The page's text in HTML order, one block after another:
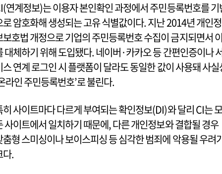
연계정보)는 이용자 본인확인 과정에서 주민등록번호를 기
로 암호화해 생성되는 고유 식별값이다. 지난 2014년 개인정
보호법 개정으로 기업의 주민등록번호 수집이 금지되면서 이
대체하기 위해 도입됐다. 네이버·카카오 등 간편인증이나
스 연계 로그인 시 플랫폼이 달라도 동일한 값이 사용돼 사실
라인 주민등록번호’로 불린다.
히 사이트마다 다르게 부여되는 확인정보(DI)와 달리 CI는 모
사이트에서 일치하기 때문에, 다른 개인정보와 결합될 경우
춤형 스미싱이나 보이스피싱 등 심각한 범죄에 악용될 우려
다.